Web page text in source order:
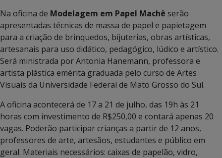
Na oficina de Modelagem em Papel Machê serão
apresentadas técnicas de massa de papel e papietagem
para a criação de brinquedos, bijuterias, obras artísticas,
artesanais para uso didático, pedagógico, lúdico e artístico.
Será ministrada por Antonia Hanemann, professora e
artista plástica emérita graduada pelo curso de Artes
Visuais da Universidade Federal de Mato Grosso do Sul.
A oficina acontecerá de 17 a 21 de julho, das 19h às 21
horas com investimento de R$250,00 e contará apenas 20
vagas. Poderão participar crianças a partir de 12 anos,
professores de arte, artesãos, estudantes e público em
geral. Materiais necessários: caixas de papelão, vidro,